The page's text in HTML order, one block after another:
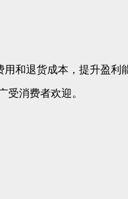
和退货成本，提升盈
受消费者欢迎。